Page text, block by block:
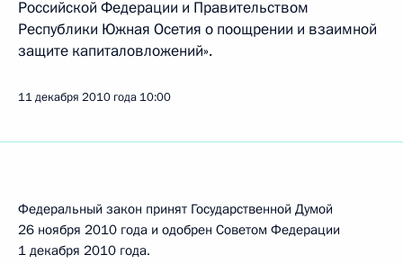
Российской Федерации и Правительством
Республики Южная Осетия о поощрении и взаимной
защите капиталовложений».
11 декабря 2010 года 10:00
Федеральный закон принят Государственной Думой
26 ноября 2010 года и одобрен Советом Федерации
1 декабря 2010 года.